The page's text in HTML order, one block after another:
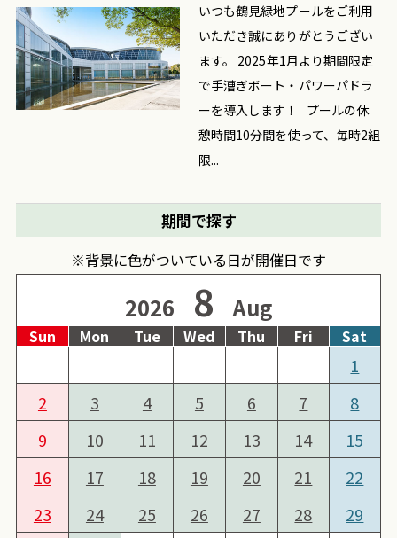
いつも鶴見緑地プールをご利用
いただき誠にありがとうござい
ます。 2025年1月より期間限定
で手漕ぎボート・パワーパドラ
ーを導入します！ プールの休
憩時間10分間を使って、毎時2組
限...
期間で探す
※背景に色がついている日が開催日です
2026 8 Aug
Sun Mon Tue Wed Thu Fri Sat
1
2
3 4 5 6 7
8
9
10 11 12 13 14
15
16
17 18 19 20 21
22
23
24 25 26 27 28
29